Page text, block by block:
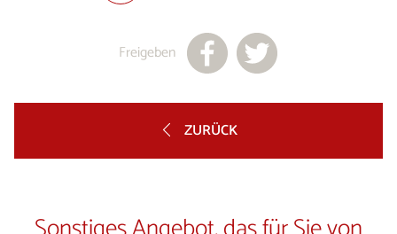
Freigeben
ZURÜCK